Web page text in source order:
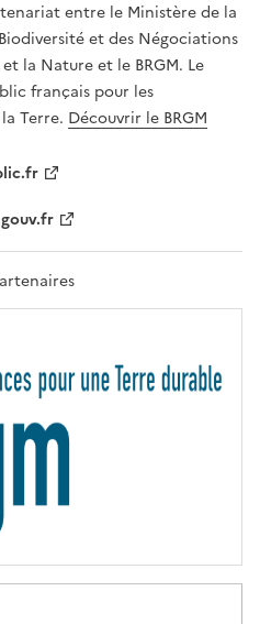
T
É
,
É
G
A
L
F
A
T
R
T
É
entre le Ministère de la
et des Négociations
la Nature et le BRGM. Le
français pour les
Terre. Découvrir le BRGM